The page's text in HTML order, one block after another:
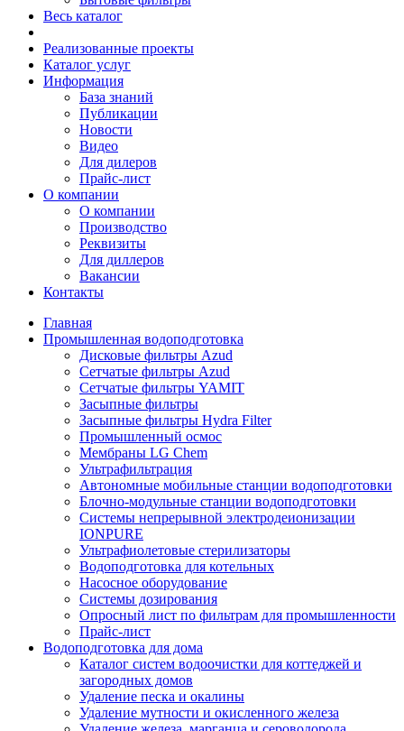
Весь каталог
Реализованные проекты
Каталог услуг
Информация
База знаний
Публикации
Новости
Видео
Для дилеров
Прайс-лист
О компании
О компании
Производство
Реквизиты
Для диллеров
Вакансии
Контакты
Главная
Промышленная водоподготовка
Дисковые фильтры Azud
Сетчатые фильтры Azud
Сетчатые фильтры YAMIT
Засыпные фильтры
Засыпные фильтры Hydra Filter
Промышленный осмос
Мембраны LG Chem
Ультрафильтрация
Автономные мобильные станции водоподготовки
Блочно-модульные станции водоподготовки
Системы непрерывной электродеионизации
IONPURE
Ультрафиолетовые стерилизаторы
Водоподготовка для котельных
Насосное оборудование
Системы дозирования
Опросный лист по фильтрам для промышленности
Прайс-лист
Водоподготовка для дома
Каталог систем водоочистки для коттеджей и
загородных домов
Удаление песка и окалины
Удаление мутности и окисленного железа